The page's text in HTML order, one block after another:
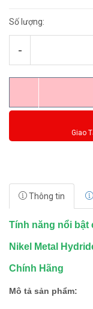
Số lượng:
-
Giao
Thông tin
Tính năng nổi bật
Nikel Metal
Chính Hãng
Mô tả sản phẩm: